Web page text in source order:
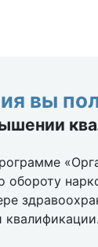
вы
обороту